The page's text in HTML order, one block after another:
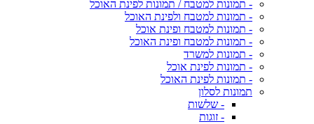
- תמונות למטבח / תמונות לפינת האוכל
- תמונות למטבח ולפינת האוכל
- תמונות למטבח ופינת אוכל
- תמונות למטבח ופינת האוכל
- תמונות למשרד
- תמונות לפינת אוכל
- תמונות לפינת האוכל
תמונות לסלון
- שלשות
- זוגות